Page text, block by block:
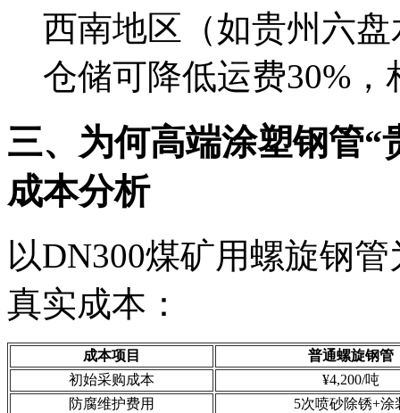
西南地区（如贵州六
仓储可降低运费30%
三、为何高端涂塑钢管
成本分析
以DN300煤矿用螺旋钢
真实成本：
成本项目
普通螺旋钢管
初始采购成本
¥4,200/吨
防腐维护费用
5次喷砂除锈+涂